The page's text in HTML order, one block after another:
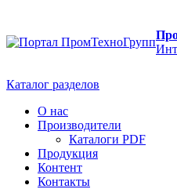
Каталог разделов
О нас
Производители
Каталоги PDF
Продукция
Контент
Контакты